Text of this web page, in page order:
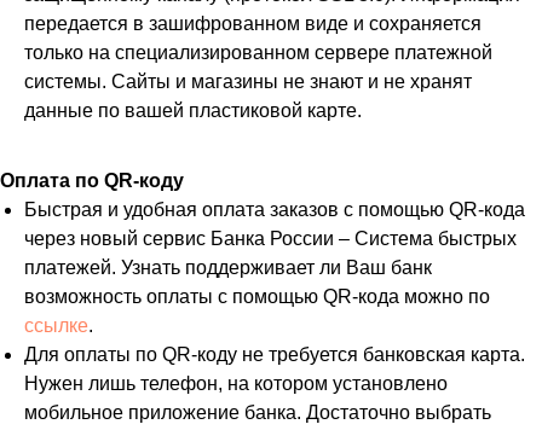
передается в зашифрованном виде и сохраняется
только на специализированном сервере платежной
системы. Сайты и магазины не знают и не хранят
данные по вашей пластиковой карте.
Оплата по QR-коду
Быстрая и удобная оплата заказов с помощью QR-кода
через новый сервис Банка России – Система быстрых
платежей. Узнать поддерживает ли Ваш банк
возможность оплаты с помощью QR-кода можно по
ссылке.
Для оплаты по QR-коду не требуется банковская карта.
Нужен лишь телефон, на котором установлено
мобильное приложение банка. Достаточно выбрать